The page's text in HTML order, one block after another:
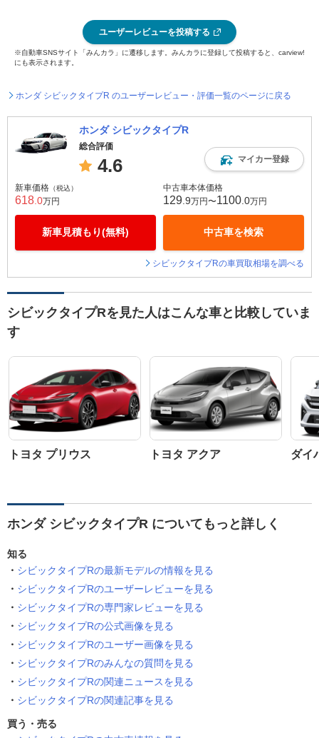
ユーザーレビューを投稿する
※自動車SNSサイト「みんカラ」に遷移します。みんカラに登録して投稿すると、carview!
にも表示されます。
ホンダ シビックタイプR のユーザーレビュー・評価一覧のページに戻る
ホンダ シビックタイプR
総合評価
4.6 マイカー登録
新車価格 （税込）
618 .0万円
新車見積もり(無料)
中古車本体価格
129 .9万円〜1100 .0万円
中古車を検索
シビックタイプRの車買取相場を調べる
シビックタイプRを見た人はこんな車と比較していま
す
トヨタ プリウス トヨタ アクア ダイ
ホンダ シビックタイプR についてもっと詳しく
知る
シビックタイプRの最新モデルの情報を見る
シビックタイプRのユーザーレビューを見る
シビックタイプRの専門家レビューを見る
シビックタイプRの公式画像を見る
シビックタイプRのユーザー画像を見る
シビックタイプRのみんなの質問を見る
シビックタイプRの関連ニュースを見る
シビックタイプRの関連記事を見る
買う・売る